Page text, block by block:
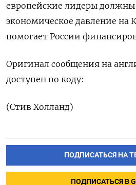
европейские лидеры должны
экономическое давление на
помогает России
Оригинал сообщения на
доступен по коду:
(Стив Холланд)
ПОДПИСАТЬСЯ НА
ПОДПИСАТЬСЯ В